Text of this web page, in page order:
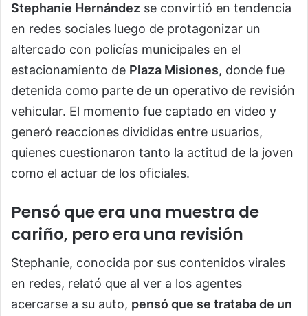
Stephanie Hernández se convirtió en tendencia
en redes sociales luego de protagonizar un
altercado con policías municipales en el
estacionamiento de Plaza Misiones, donde fue
detenida como parte de un operativo de revisión
vehicular. El momento fue captado en video y
generó reacciones divididas entre usuarios,
quienes cuestionaron tanto la actitud de la joven
como el actuar de los oficiales.
Pensó que era una muestra de
cariño, pero era una revisión
Stephanie, conocida por sus contenidos virales
en redes, relató que al ver a los agentes
acercarse a su auto, pensó que se trataba de un